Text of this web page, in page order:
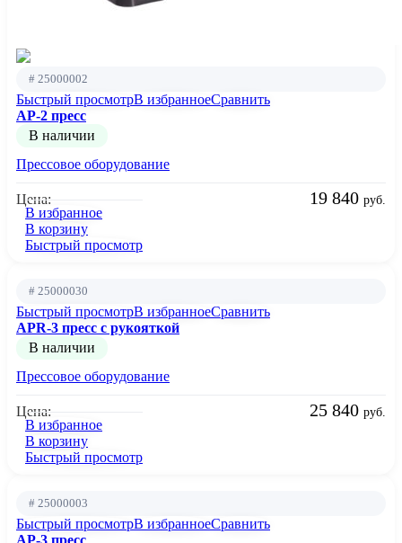
# 25000002
Быстрый просмотрВ избранноеСравнить
AP-2 пресс
В наличии
Прессовое оборудование
Цена: 19 840 руб.
В избранное
В корзину
Быстрый просмотр
# 25000030
Быстрый просмотрВ избранноеСравнить
APR-3 пресс c рукояткой
В наличии
Прессовое оборудование
Цена: 25 840 руб.
В избранное
В корзину
Быстрый просмотр
# 25000003
Быстрый просмотрВ избранноеСравнить